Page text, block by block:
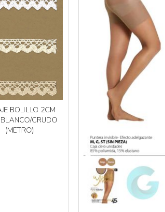
BOLILLO 2CM
CRUDO
(METRO)